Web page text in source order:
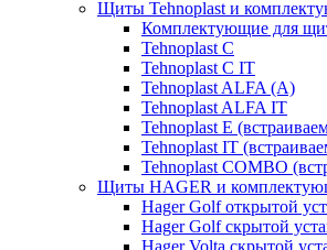
Щиты Tehnoplast и
Комплектующие для
Tehnoplast C
Tehnoplast C IT
Tehnoplast ALFA (А)
Tehnoplast ALFA IT
Tehnoplast E
Tehnoplast IT
Tehnoplast COMBO
Щиты HAGER и
Hager Golf открытой
Hager Golf скрытой
Hager Volta скрытой